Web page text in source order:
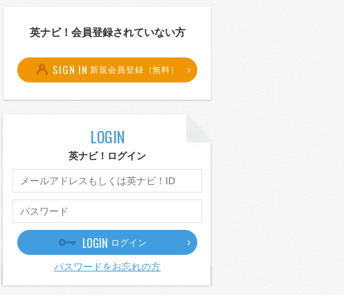
英ナビ！会員登録されていない方
SIGN IN 新規会員登録（無料）
LOGIN
英ナビ！ログイン
LOGIN ログイン
パスワードをお忘れの方